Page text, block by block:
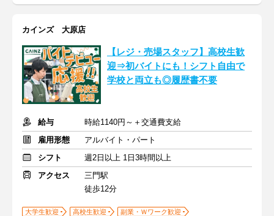
カインズ 大原店
【レジ・売場スタッフ】高校生歓
迎⇒初バイトにも！シフト自由で
学校と両立も◎履歴書不要
給与
時給1140円～＋交通費支給
雇用形態
アルバイト・パート
シフト
週2日以上 1日3時間以上
アクセス
三門駅
徒歩12分
大学生歓迎 高校生歓迎
副業・Ｗワーク歓迎